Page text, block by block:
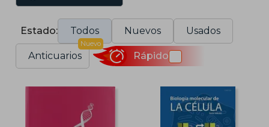
Estado: Todos Nuevos Usados
Anticuarios
Nuevo
Rápido